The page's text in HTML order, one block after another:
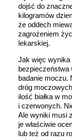
dojść do
kilogramów
że oddech
zagrożeniem
lekarskiej.
Jak więc wynika
bezpieczeństwa
badanie moczu.
dróg
ilość białka w
i czerwonych.
Ale wyniki musi
je właściwie
lub też od razu